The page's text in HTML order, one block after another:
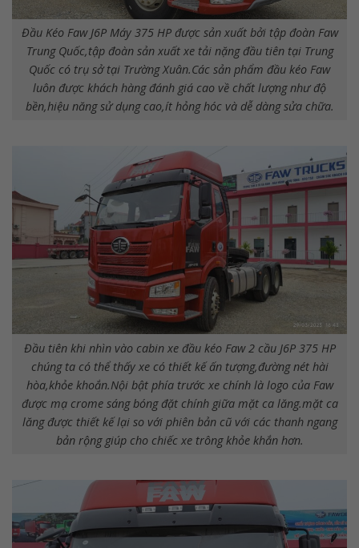
Đầu Kéo Faw J6P Máy 375 HP được sản xuất bởi tập đoàn Faw
Trung Quốc,tập đoàn sản xuất xe tải nặng đầu tiên tại Trung
Quốc có trụ sở tại Trường Xuân.Các sản phẩm đầu kéo Faw
luôn được khách hàng đánh giá cao về chất lượng như độ
bền,hiệu năng sử dụng cao,ít hỏng hóc và dễ dàng sửa chữa.
Đầu tiên khi nhìn vào cabin xe đầu kéo Faw 2 cầu J6P 375 HP
chúng ta có thể thấy xe có thiết kế ấn tượng,đường nét hài
hòa,khỏe khoắn.Nội bật phía trước xe chính là logo của Faw
được mạ crome sáng bóng đặt chính giữa mặt ca lăng.mặt ca
lăng được thiết kế lại so với phiên bản cũ với các thanh ngang
bản rộng giúp cho chiếc xe trông khỏe khắn hơn.